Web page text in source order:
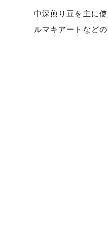
中深煎り豆を主に
ルマキアートなど